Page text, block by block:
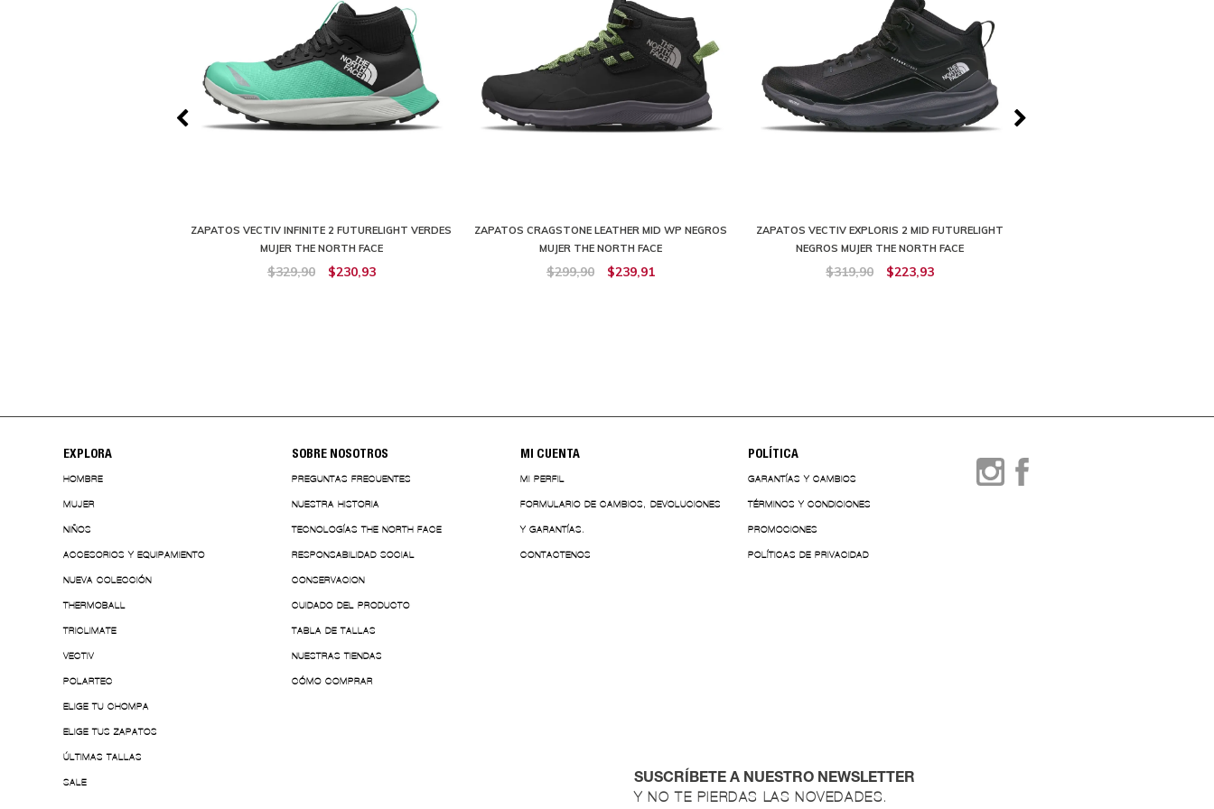
ZAPATOS VECTIV INFINITE 2 FUTURELIGHT VERDES
MUJER THE NORTH FACE
$329,90 $230,93
ZAPATOS CRAGSTONE LEATHER MID WP NEGROS
MUJER THE NORTH FACE
$299,90 $239,91
ZAPATOS VECTIV EXPLORIS 2 MID FUTURELIGHT
NEGROS MUJER THE NORTH FACE
$319,90 $223,93
EXPLORA
HOMBRE
MUJER
NIÑOS
ACCESORIOS Y EQUIPAMIENTO
NUEVA COLECCIÓN
THERMOBALL
TRICLIMATE
VECTIV
POLARTEC
ELIGE TU CHOMPA
ELIGE TUS ZAPATOS
ÚLTIMAS TALLAS
SALE
SOBRE NOSOTROS
PREGUNTAS FRECUENTES
NUESTRA HISTORIA
TECNOLOGÍAS THE NORTH FACE
RESPONSABILIDAD SOCIAL
CONSERVACION
CUIDADO DEL PRODUCTO
TABLA DE TALLAS
NUESTRAS TIENDAS
CÓMO COMPRAR
MI CUENTA
MI PERFIL
FORMULARIO DE CAMBIOS, DEVOLUCIONES
Y GARANTÍAS.
CONTACTENOS
POLÍTICA
GARANTÍAS Y CAMBIOS
TÉRMINOS Y CONDICIONES
PROMOCIONES
POLÍTICAS DE PRIVACIDAD
SUSCRÍBETE A NUESTRO NEWSLETTER
Y NO TE PIERDAS LAS NOVEDADES.